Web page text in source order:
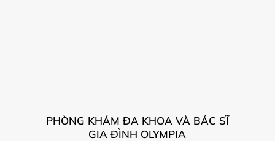
PHÒNG KHÁM ĐA KHOA VÀ BÁC SĨ
GIA ĐÌNH OLYMPIA